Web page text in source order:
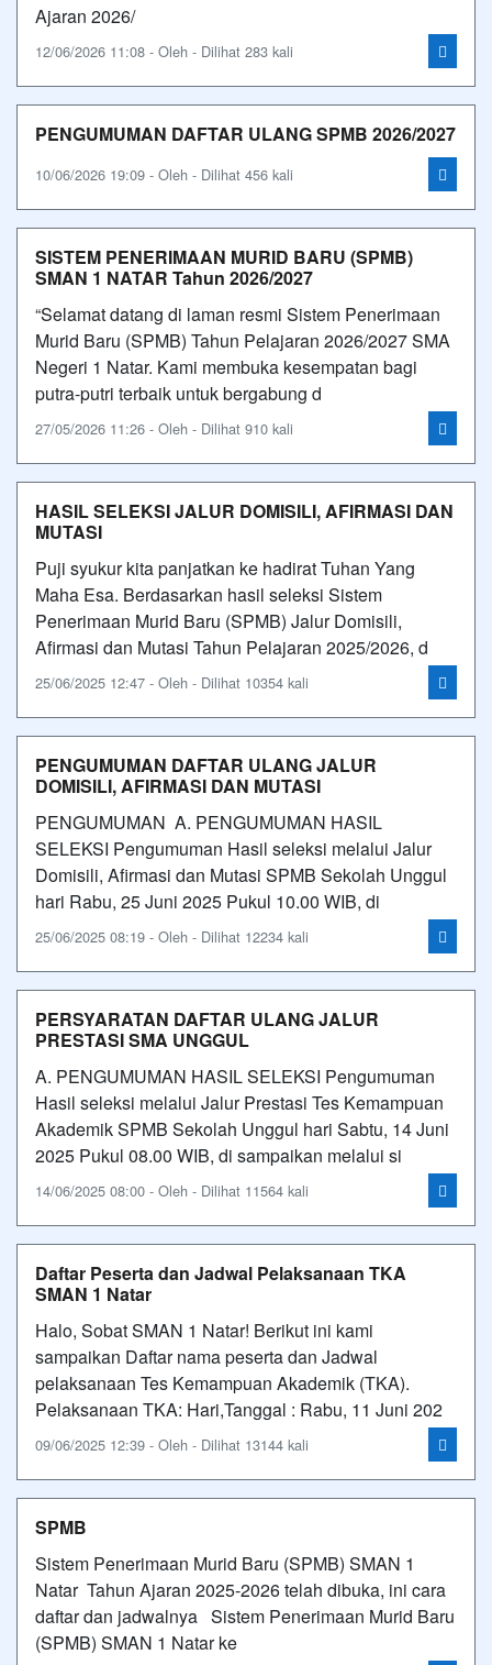
Ajaran 2026/
12/06/2026 11:08 - Oleh - Dilihat 283 kali
PENGUMUMAN DAFTAR ULANG SPMB 2026/2027
10/06/2026 19:09 - Oleh - Dilihat 456 kali
SISTEM PENERIMAAN MURID BARU (SPMB)
SMAN 1 NATAR Tahun 2026/2027
“Selamat datang di laman resmi Sistem Penerimaan
Murid Baru (SPMB) Tahun Pelajaran 2026/2027 SMA
Negeri 1 Natar. Kami membuka kesempatan bagi
putra-putri terbaik untuk bergabung d
27/05/2026 11:26 - Oleh - Dilihat 910 kali
HASIL SELEKSI JALUR DOMISILI, AFIRMASI DAN
MUTASI
Puji syukur kita panjatkan ke hadirat Tuhan Yang
Maha Esa. Berdasarkan hasil seleksi Sistem
Penerimaan Murid Baru (SPMB) Jalur Domisili,
Afirmasi dan Mutasi Tahun Pelajaran 2025/2026, d
25/06/2025 12:47 - Oleh - Dilihat 10354 kali
PENGUMUMAN DAFTAR ULANG JALUR
DOMISILI, AFIRMASI DAN MUTASI
PENGUMUMAN A. PENGUMUMAN HASIL
SELEKSI Pengumuman Hasil seleksi melalui Jalur
Domisili, Afirmasi dan Mutasi SPMB Sekolah Unggul
hari Rabu, 25 Juni 2025 Pukul 10.00 WIB, di
25/06/2025 08:19 - Oleh - Dilihat 12234 kali
PERSYARATAN DAFTAR ULANG JALUR
PRESTASI SMA UNGGUL
A. PENGUMUMAN HASIL SELEKSI Pengumuman
Hasil seleksi melalui Jalur Prestasi Tes Kemampuan
Akademik SPMB Sekolah Unggul hari Sabtu, 14 Juni
2025 Pukul 08.00 WIB, di sampaikan melalui si
14/06/2025 08:00 - Oleh - Dilihat 11564 kali
Daftar Peserta dan Jadwal Pelaksanaan TKA
SMAN 1 Natar
Halo, Sobat SMAN 1 Natar! Berikut ini kami
sampaikan Daftar nama peserta dan Jadwal
pelaksanaan Tes Kemampuan Akademik (TKA).
Pelaksanaan TKA: Hari,Tanggal : Rabu, 11 Juni 202
09/06/2025 12:39 - Oleh - Dilihat 13144 kali
SPMB
Sistem Penerimaan Murid Baru (SPMB) SMAN 1
Natar Tahun Ajaran 2025-2026 telah dibuka, ini cara
daftar dan jadwalnya Sistem Penerimaan Murid Baru
(SPMB) SMAN 1 Natar ke